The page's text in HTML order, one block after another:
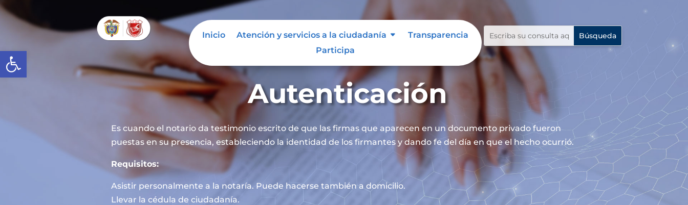
Abrir barra de herramientas
Inicio Atención y servicios a la ciudadanía
Transparencia
Participa
Autenticación
Es cuando el notario da testimonio escrito de que las firmas que aparecen en un documento privado fueron
puestas en su presencia, estableciendo la identidad de los firmantes y dando fe del día en que el hecho ocurrió.
Requisitos:
Asistir personalmente a la notaría. Puede hacerse también a domicilio.
Llevar la cédula de ciudadanía.